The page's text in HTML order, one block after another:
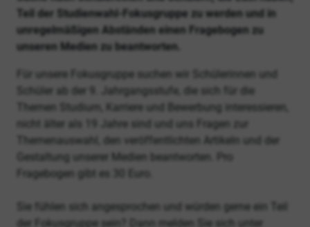
Teil der Studienwahl-Fokusgruppe zu werden und in
unregelmäßigen Abständen einen Fragebogen zu
unseren Medien zu beantworten.
Für unsere Fokusgruppe suchen wir Schülerinnen und
Schüler ab der 9. Jahrgangsstufe, die sich für die
Themen Studium, Karriere und Bewerbung interessieren,
nicht älter als 19 Jahre sind und uns Fragen zur
Themenauswahl, den veröffentlichten Artikeln und der
Gestaltung unserer Medien beantworten. Pro
Fragebogen gibt es 30 Euro.
Sie fühlen sich angesprochen und würden gerne ein Teil
der Fokusgruppe sein? Dann melden Sie sich unter